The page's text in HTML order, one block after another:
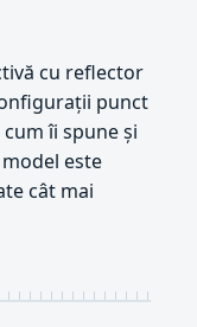
cu reflector
punct
îi spune și
este
cât mai